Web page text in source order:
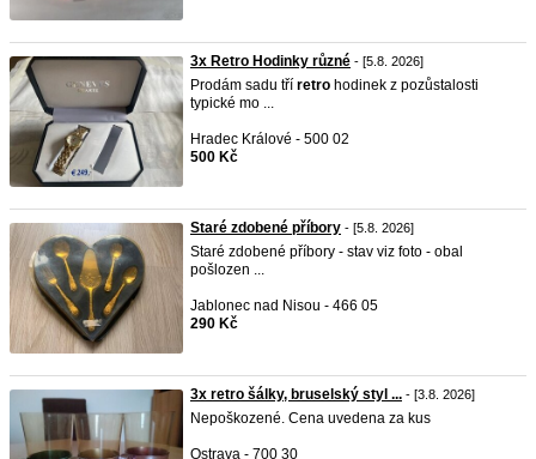
3x Retro Hodinky různé - [5.8. 2026]
Prodám sadu tří retro hodinek z pozůstalosti
typické mo ...
Hradec Králové - 500 02
500 Kč
Staré zdobené příbory - [5.8. 2026]
Staré zdobené příbory - stav viz foto - obal
pošlozen ...
Jablonec nad Nisou - 466 05
290 Kč
3x retro šálky, bruselský styl ... - [3.8. 2026]
Nepoškozené. Cena uvedena za kus
Ostrava - 700 30